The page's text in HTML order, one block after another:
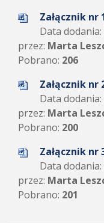
Załącznik
Data dodania:
przez: Marta
Pobrano: 206
Załącznik nr
Data dodania:
przez: Marta
Pobrano: 200
Załącznik
Data dodania:
przez: Marta
Pobrano: 201